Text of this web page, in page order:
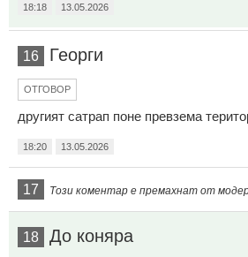
18:18 13.05.2026
16 Георги
ОТГОВОР
другият сатрап поне превзема
18:20 13.05.2026
17 Този коментар е премахнат от
18 До коняра